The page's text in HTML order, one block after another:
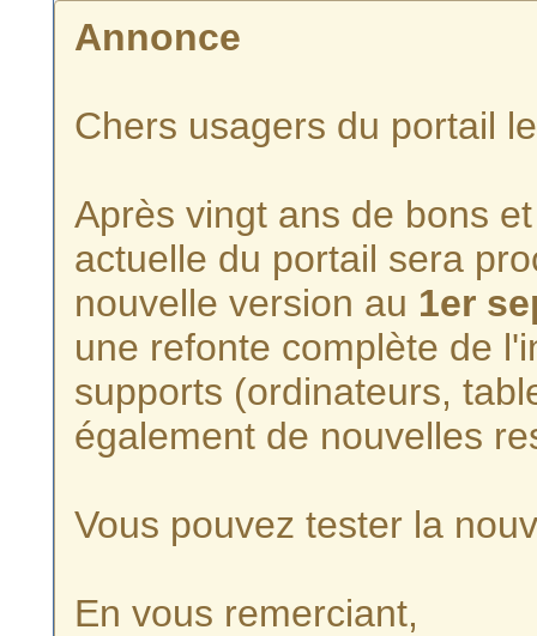
Annonce
Chers usagers du portail
Après vingt ans de bons
actuelle du portail sera
nouvelle version au 1er
une refonte complète de
supports (ordinateurs,
également de nouvelles
Vous pouvez tester la
En vous remerciant,